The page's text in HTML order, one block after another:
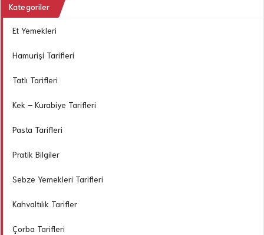
Kategoriler
Et Yemekleri
Hamurişi Tarifleri
Tatlı Tarifleri
Kek – Kurabiye Tarifleri
Pasta Tarifleri
Pratik Bilgiler
Sebze Yemekleri Tarifleri
Kahvaltılık Tarifler
Çorba Tarifleri